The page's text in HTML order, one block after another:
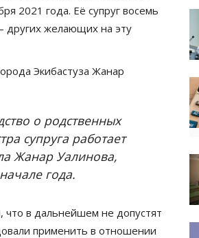
2021 года. Её супруг восемь
других желающих на эту
Экибастуза Жанар
о родственных
супруга работает
Жанар Уалинова,
года.
что в дальнейшем не допустят
применить в отношении